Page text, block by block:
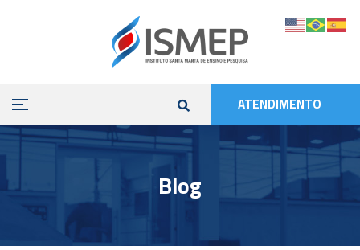
ATENDIMENTO
Blog